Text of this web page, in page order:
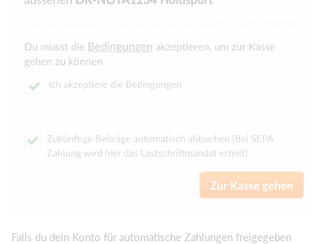
Falls du dein Konto für automatische Zahlungen freigegeben